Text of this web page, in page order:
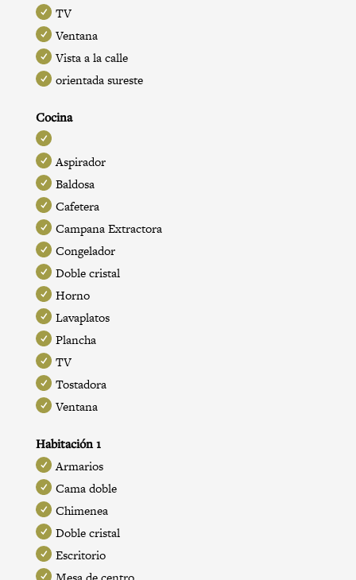
TV
Ventana
Vista a la calle
orientada sureste
Cocina
Aspirador
Baldosa
Cafetera
Campana Extractora
Congelador
Doble cristal
Horno
Lavaplatos
Plancha
TV
Tostadora
Ventana
Habitación 1
Armarios
Cama doble
Chimenea
Doble cristal
Escritorio